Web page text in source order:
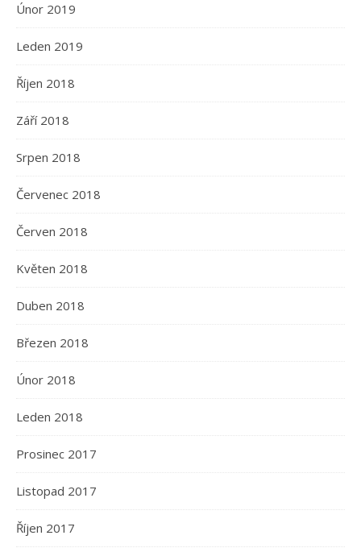
Únor 2019
Leden 2019
Říjen 2018
Září 2018
Srpen 2018
Červenec 2018
Červen 2018
Květen 2018
Duben 2018
Březen 2018
Únor 2018
Leden 2018
Prosinec 2017
Listopad 2017
Říjen 2017